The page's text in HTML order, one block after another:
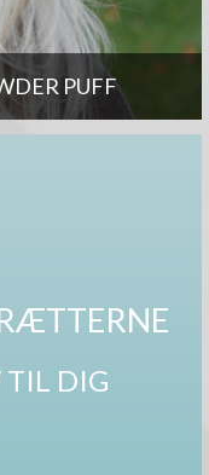
PUFF
TIL DIG